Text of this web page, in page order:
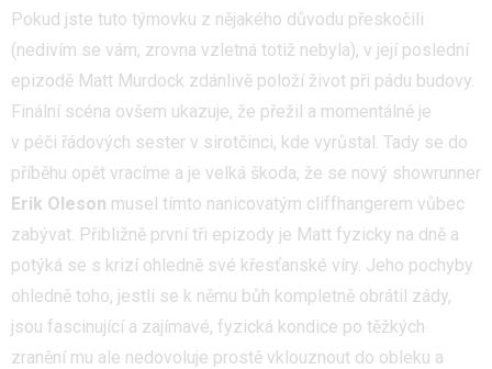
Pokud jste tuto týmovku z nějakého důvodu přeskočili
(nedivím se vám, zrovna vzletná totiž nebyla), v její poslední
epizodě Matt Murdock zdánlivě položí život při pádu budovy.
Finální scéna ovšem ukazuje, že přežil a momentálně je
v péči řádových sester v sirotčinci, kde vyrůstal. Tady se do
příběhu opět vracíme a je velká škoda, že se nový showrunner
Erik Oleson musel tímto nanicovatým cliffhangerem vůbec
zabývat. Přibližně první tři epizody je Matt fyzicky na dně a
potýká se s krizí ohledně své křesťanské víry. Jeho pochyby
ohledně toho, jestli se k němu bůh kompletně obrátil zády,
jsou fascinující a zajímavé, fyzická kondice po těžkých
zranění mu ale nedovoluje prostě vklouznout do obleku a